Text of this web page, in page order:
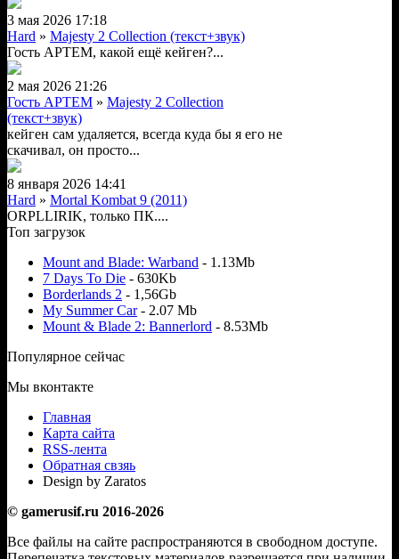
3 мая 2026 17:18
Hard » Majesty 2 Collection (текст+звук)
Гость АРТЕМ, какой ещё кейген?...
2 мая 2026 21:26
Гость АРТЕМ » Majesty 2 Collection
(текст+звук)
кейген сам удаляется, всегда куда бы я его не
скачивал, он просто...
8 января 2026 14:41
Hard » Mortal Kombat 9 (2011)
ORPLLIRIK, только ПК....
Топ загрузок
Mount and Blade: Warband - 1.13Mb
7 Days To Die - 630Kb
Borderlands 2 - 1,56Gb
My Summer Car- 2.07 Mb
Mount & Blade 2: Bannerlord - 8.53Mb
Популярное сейчас
Мы вконтакте
Главная
Карта сайта
RSS-лента
Обратная свзяь
Design by Zaratos
© gamerusif.ru 2016-2026
Все файлы на сайте распространяются в свободном доступе.